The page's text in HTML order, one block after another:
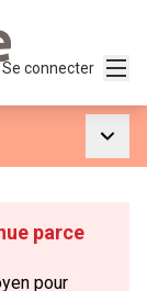
Se connecter
parce
pour